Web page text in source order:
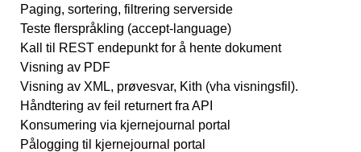
Paging, sortering, filtrering serverside
Teste flerspråkling (accept-language)
Kall til REST endepunkt for å hente dokument
Visning av PDF
Visning av XML, prøvesvar, Kith (vha visningsfil).
Håndtering av feil returnert fra API
Konsumering via kjernejournal portal
Pålogging til kjernejournal portal